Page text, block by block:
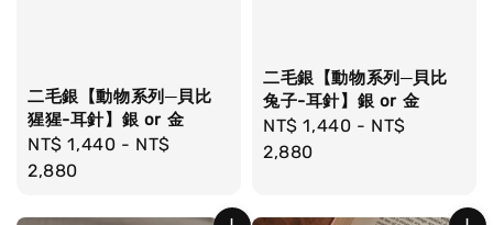
二毛銀【動物系列─貝比
猩猩-耳針】銀 or 金
Regular
price
NT$ 1,440 - NT$
2,880
二毛銀【動物系列─貝比
兔子-耳針】銀 or 金
Regular
price
NT$ 1,440 - NT$
2,880